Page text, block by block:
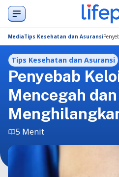
MediaTips Kesehatan dan Asuransi
Tips Kesehatan dan Asuransi
Penyebab
Mencegah dan
5 Menit